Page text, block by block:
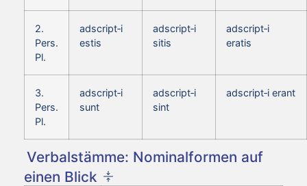
2.
Pers.
Pl.
adscript‑i
estis
adscript‑i
sitis
adscript‑i
eratis
3.
Pers.
Pl.
adscript‑i
sunt
adscript‑i
sint
adscript‑i erant
Verbalstämme: Nominalformen auf
einen Blick